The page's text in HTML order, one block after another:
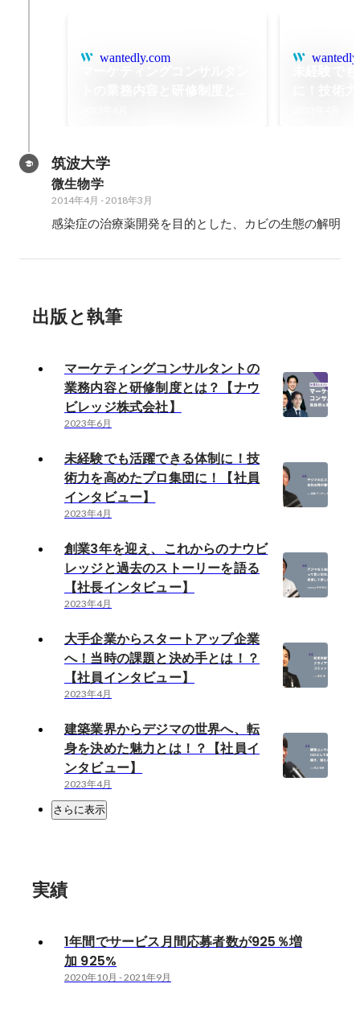
wantedly.com
筑波大学
微生物学
2014年4月 - 2018年3月
感染症の治療薬開発を目的とした、カビの生態の解明
出版と執筆
マーケティングコンサルタントの
業務内容と研修制度とは？【ナウ
ビレッジ株式会社】
2023年6月
未経験でも活躍できる体制に！技
術力を高めたプロ集団に！【社員
インタビュー】
2023年4月
創業3年を迎え、これからのナウビ
レッジと過去のストーリーを語る
【社長インタビュー】
2023年4月
大手企業からスタートアップ企業
へ！当時の課題と決め手とは！？
【社員インタビュー】
2023年4月
建築業界からデジマの世界へ、転
身を決めた魅力とは！？【社員イ
ンタビュー】
2023年4月
さらに表示
実績
1年間でサービス月間応募者数が925％増
加 925%
2020年10月 -2021年9月